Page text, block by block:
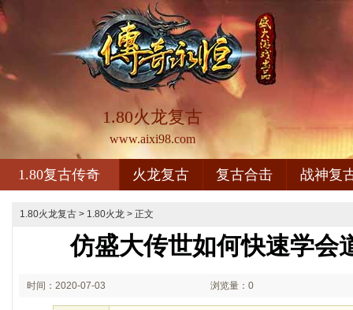
1.80火龙复古
www.aixi98.com
1.80复古传奇 火龙复古 复古合击 战神复
1.80火龙复古 > 1.80火龙 > 正文
仿盛大传世如何快速学会
时间：2020-07-03 浏览量：0